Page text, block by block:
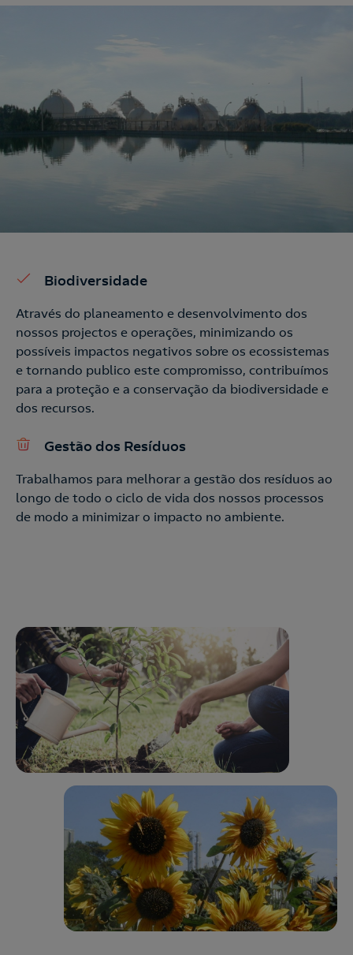
Biodiversidade
Através do planeamento e desenvolvimento dos
nossos projectos e operações, minimizando os
possíveis impactos negativos sobre os ecossistemas
e tornando publico este compromisso, contribuímos
para a proteção e a conservação da biodiversidade e
dos recursos.
Gestão dos Resíduos
Trabalhamos para melhorar a gestão dos resíduos ao
longo de todo o ciclo de vida dos nossos processos
de modo a minimizar o impacto no ambiente.